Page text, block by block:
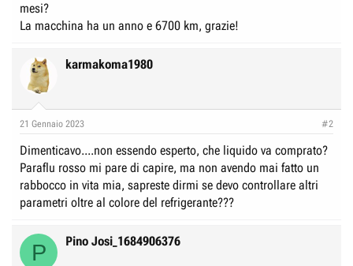
s
i
n
e
mesi?
La macchina ha un anno e 6700 km, grazie!
karmakoma1980
21 Gennaio 2023 #2
Dimenticavo....non essendo esperto, che liquido va comprato?
Paraflu rosso mi pare di capire, ma non avendo mai fatto un
rabbocco in vita mia, sapreste dirmi se devo controllare altri
parametri oltre al colore del refrigerante???
P Pino Josi_1684906376